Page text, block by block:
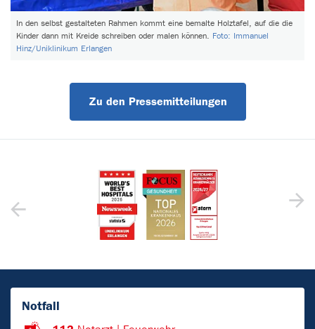
In den selbst gestalteten Rahmen kommt eine bemalte Holztafel, auf die die
Kinder dann mit Kreide schreiben oder malen können. Foto: Immanuel
Hinz/Uniklinikum Erlangen
Zu den Pressemitteilungen
Notfall